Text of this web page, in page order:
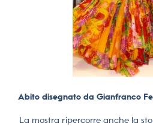
Abito disegnato da Gianfranco
La mostra ripercorre anche la